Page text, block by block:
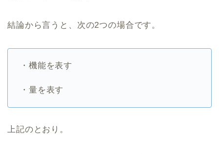
結論から言うと、次の2つの場合です。
・機能を表す
・量を表す
上記のとおり。